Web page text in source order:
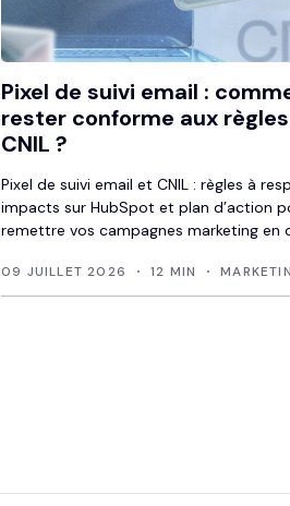
Pixel de suivi email :
rester conforme aux
CNIL ?
Pixel de suivi email et CNIL : règles à
impacts sur HubSpot et plan d’action
remettre vos campagnes marketing en
09 JUILLET 2026 12 MIN